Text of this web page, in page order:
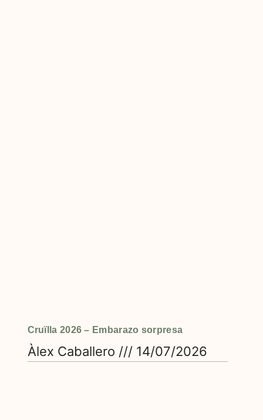
Cruïlla 2026 – Embarazo sorpresa
Àlex Caballero 14/07/2026